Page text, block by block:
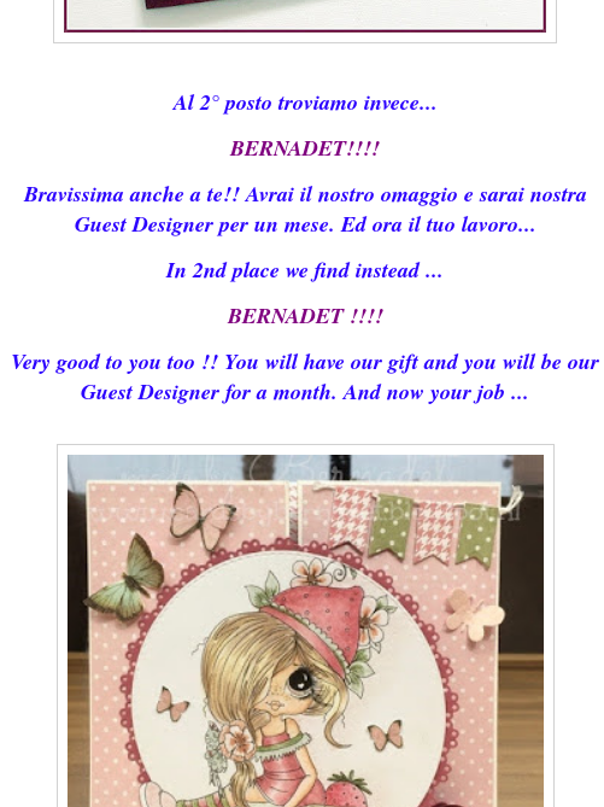
Al 2° posto troviamo invece...
BERNADET!!!!
Bravissima anche a te!! Avrai il nostro omaggio e sarai nostra
Guest Designer per un mese. Ed ora il tuo lavoro...
In 2nd place we find instead ...
BERNADET !!!!
Very good to you too !! You will have our gift and you will be our
Guest Designer for a month. And now your job ...